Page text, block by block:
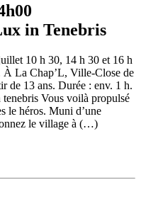
in Tenebris
10 h 30, 14 h 30 et 16 h
La Chap’L, Ville-Close de
de 13 ans. Durée : env. 1 h.
Vous voilà propulsé
le héros. Muni d’une
le village à (…)